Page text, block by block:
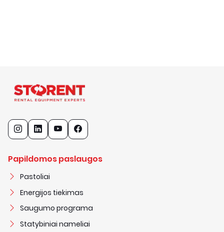
Papildomos paslaugos
Pastoliai
Energijos tiekimas
Saugumo programa
Statybiniai nameliai